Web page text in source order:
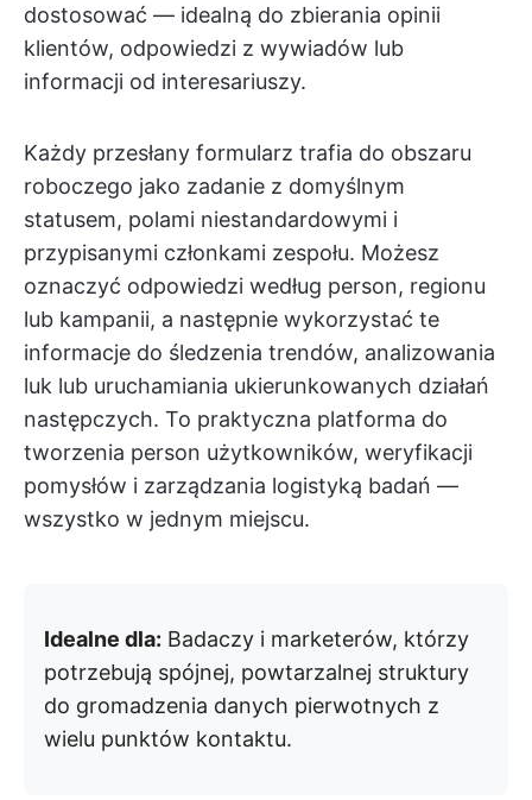
dostosować — idealną do zbierania opinii
klientów, odpowiedzi z wywiadów lub
informacji od interesariuszy.
Każdy przesłany formularz trafia do obszaru
roboczego jako zadanie z domyślnym
statusem, polami niestandardowymi i
przypisanymi członkami zespołu. Możesz
oznaczyć odpowiedzi według person, regionu
lub kampanii, a następnie wykorzystać te
informacje do śledzenia trendów, analizowania
luk lub uruchamiania ukierunkowanych działań
następczych. To praktyczna platforma do
tworzenia person użytkowników, weryfikacji
pomysłów i zarządzania logistyką badań —
wszystko w jednym miejscu.
Idealne dla: Badaczy i marketerów, którzy
potrzebują spójnej, powtarzalnej struktury
do gromadzenia danych pierwotnych z
wielu punktów kontaktu.